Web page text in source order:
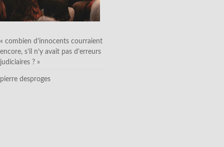
« combien d’innocents courraient
encore, s’il n’y avait pas d’erreurs
judiciaires ? »
pierre desproges